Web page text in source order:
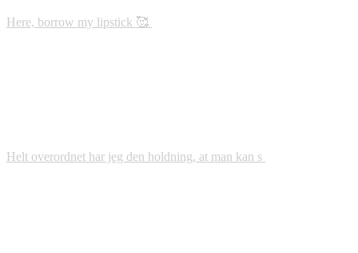
Here, borrow my lipstick 🥰
Helt overordnet har jeg den holdning, at man kan s